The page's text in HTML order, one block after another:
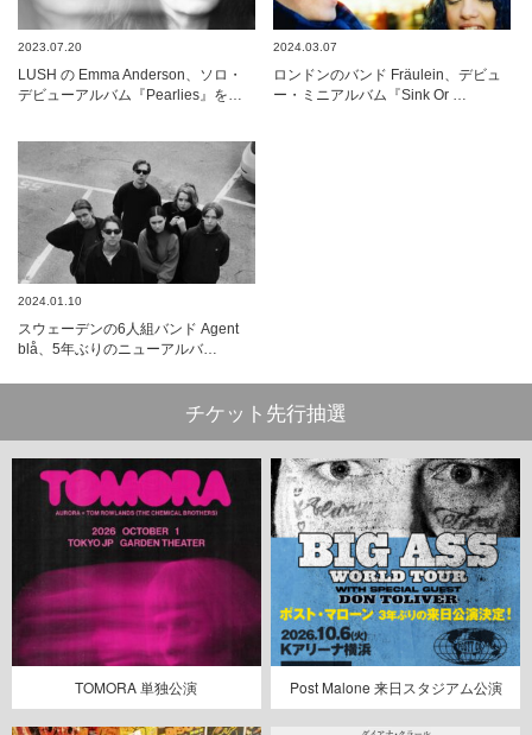
2023.07.20
LUSH の Emma Anderson、ソロ・
デビューアルバム『Pearlies』を…
2024.03.07
ロンドンのバンド Fräulein、デビュ
ー・ミニアルバム『Sink Or …
2024.01.10
スウェーデンの6人組バンド Agent
blå、5年ぶりのニューアルバ…
チケット先行抽選
TOMORA 単独公演 Post Malone 来日スタジアム公演